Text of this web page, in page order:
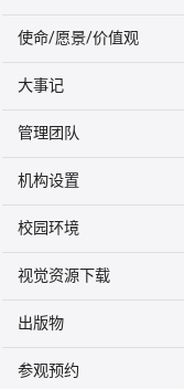
使命/愿景/价值观
大事记
管理团队
机构设置
校园环境
视觉资源下载
出版物
参观预约